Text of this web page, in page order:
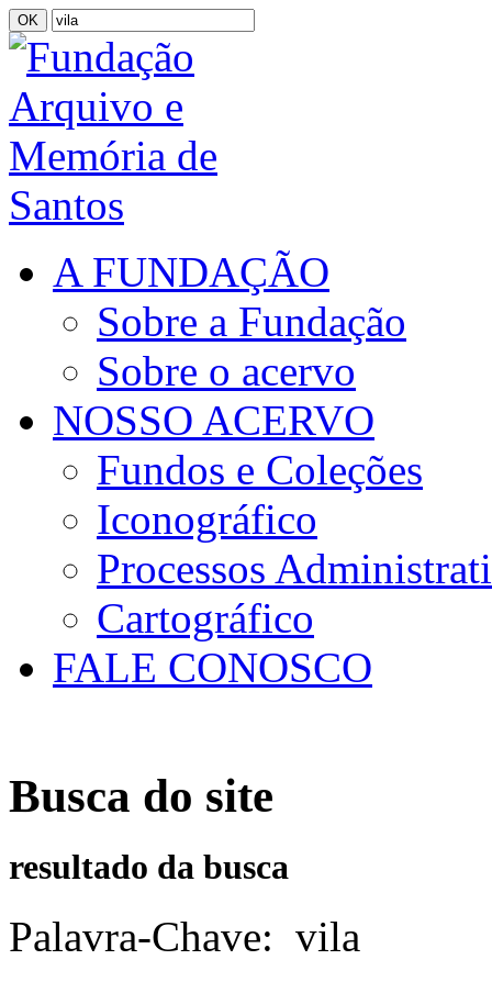
A FUNDAÇÃO
Sobre a Fundação
Sobre o acervo
NOSSO ACERVO
Fundos e Coleções
Iconográfico
Processos
Cartográfico
FALE CONOSCO
Busca do site
resultado da busca
Palavra-Chave: vila